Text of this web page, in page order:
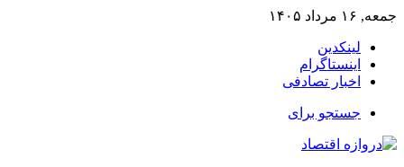
جمعه, ۱۶ مرداد ۱۴۰۵
لینکدین
اینستاگرام
اخبار تصادفی
جستجو برای